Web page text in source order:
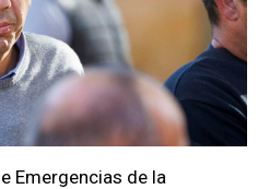
Emergencias de la